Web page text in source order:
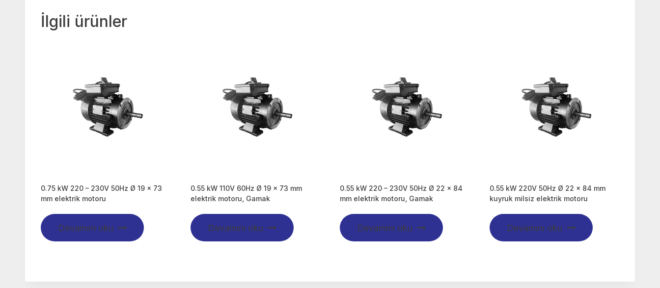
İlgili ürünler
0.75 kW 220 – 230V 50Hz Ø 19 x 73
mm elektrik motoru
Devamını oku
0.55 kW 110V 60Hz Ø 19 x 73 mm
elektrik motoru, Gamak
Devamını oku
0.55 kW 220 – 230V 50Hz Ø 22 x 84
mm elektrik motoru, Gamak
Devamını oku
0.55 kW 220V 50Hz Ø 22 x 84 mm
kuyruk milsiz elektrik motoru
Devamını oku